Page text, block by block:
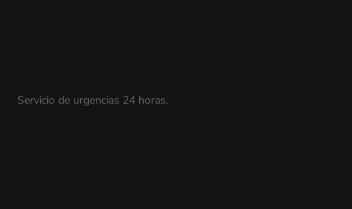
Servicio de urgencias 24 horas.